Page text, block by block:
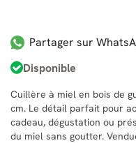
Partager sur
Disponible
Cuillère à miel en bois de
cm. Le détail parfait pour
cadeau, dégustation ou
du miel sans goutter.